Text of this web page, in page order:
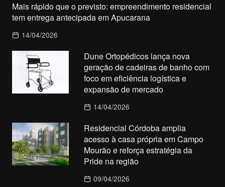
Mais rápido que o previsto: empreendimento residencial
tem entrega antecipada em Apucarana
14/04/2026
Dune Ortopédicos lança nova
geração de cadeiras de banho com
foco em eficiência logística e
expansão de mercado
14/04/2026
Residencial Córdoba amplia
acesso à casa própria em Campo
Mourão e reforça estratégia da
Pride na região
09/04/2026